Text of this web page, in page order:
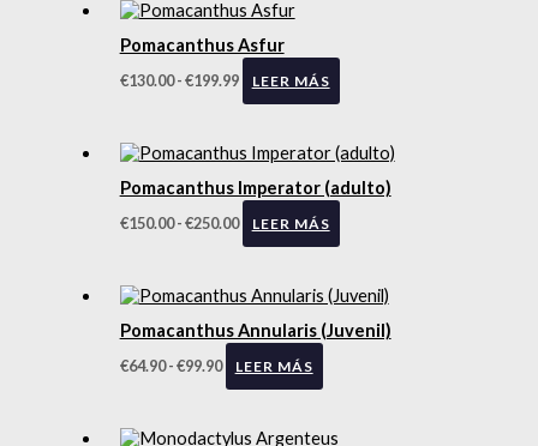
Pomacanthus Asfur
€130.00 -€199.99 LEER MÁS
Pomacanthus Imperator (adulto)
€150.00 -€250.00 LEER MÁS
Pomacanthus Annularis (Juvenil)
€64.90 -€99.90 LEER MÁS